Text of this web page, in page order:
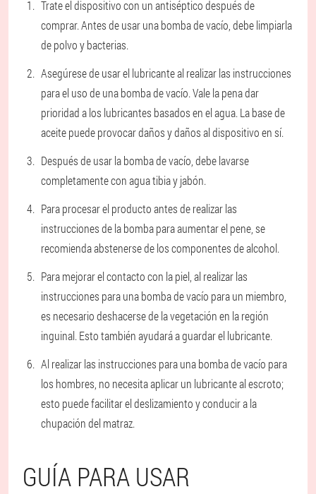
Trate el dispositivo con un antiséptico después de
comprar. Antes de usar una bomba de vacío, debe limpiarla
de polvo y bacterias.
Asegúrese de usar el lubricante al realizar las instrucciones
para el uso de una bomba de vacío. Vale la pena dar
prioridad a los lubricantes basados en el agua. La base de
aceite puede provocar daños y daños al dispositivo en sí.
Después de usar la bomba de vacío, debe lavarse
completamente con agua tibia y jabón.
Para procesar el producto antes de realizar las
instrucciones de la bomba para aumentar el pene, se
recomienda abstenerse de los componentes de alcohol.
Para mejorar el contacto con la piel, al realizar las
instrucciones para una bomba de vacío para un miembro,
es necesario deshacerse de la vegetación en la región
inguinal. Esto también ayudará a guardar el lubricante.
Al realizar las instrucciones para una bomba de vacío para
los hombres, no necesita aplicar un lubricante al escroto;
esto puede facilitar el deslizamiento y conducir a la
chupación del matraz.
GUÍA PARA USAR